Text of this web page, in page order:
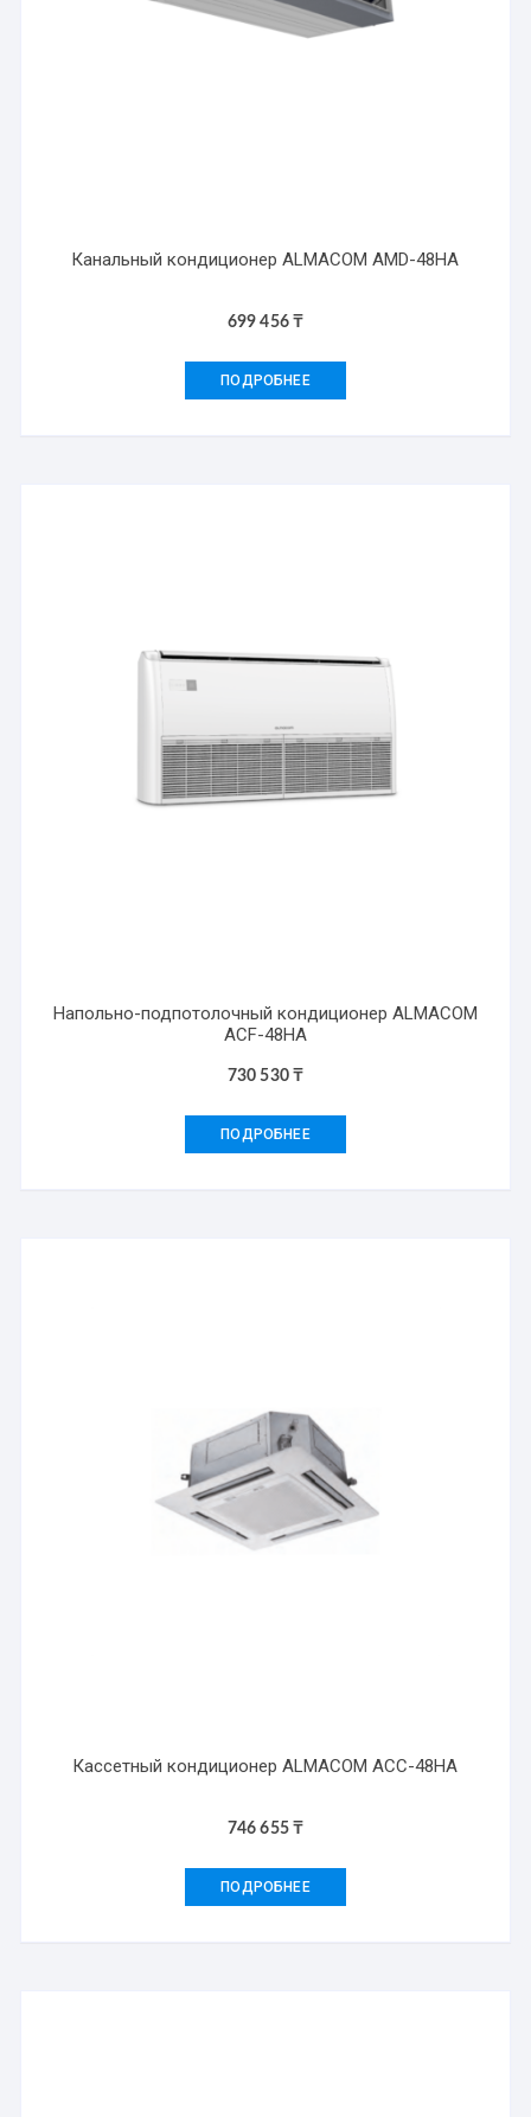
Канальный кондиционер ALMACOM AMD-48HA
699 456₸
ПОДРОБНЕЕ
Напольно-подпотолочный кондиционер ALMACOM
ACF-48HA
730 530₸
ПОДРОБНЕЕ
Кассетный кондиционер ALMACOM ACC-48HA
746 655₸
ПОДРОБНЕЕ